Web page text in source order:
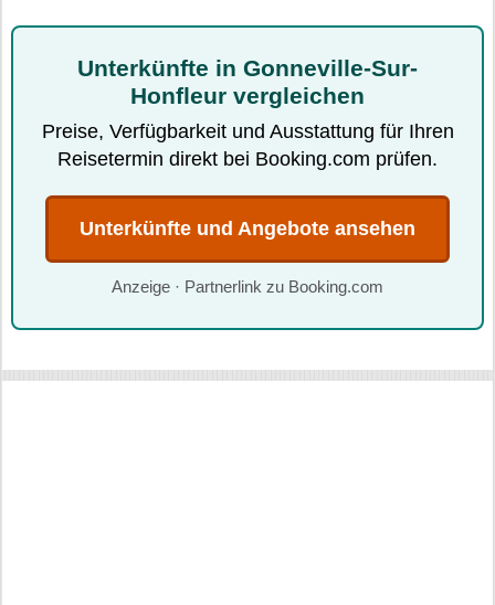
Unterkünfte in Gonneville-Sur-
Honfleur vergleichen
Preise, Verfügbarkeit und Ausstattung für Ihren
Reisetermin direkt bei Booking.com prüfen.
Unterkünfte und Angebote ansehen
Anzeige · Partnerlink zu Booking.com